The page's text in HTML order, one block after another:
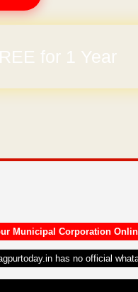
for 1 Year
Municipal Corporation
has no official